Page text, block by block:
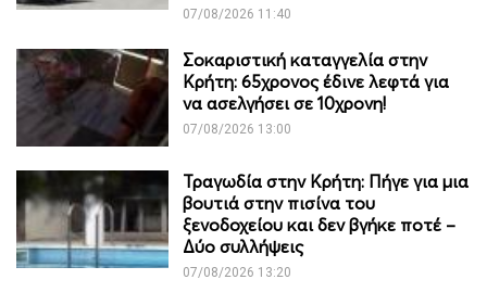
07/08/2026 11:40
Σοκαριστική καταγγελία στην
Κρήτη: 65χρονος έδινε λεφτά για
να ασελγήσει σε 10χρονη!
07/08/2026 13:00
Τραγωδία στην Κρήτη: Πήγε για μια
βουτιά στην πισίνα του
ξενοδοχείου και δεν βγήκε ποτέ –
Δύο συλλήψεις
07/08/2026 13:20